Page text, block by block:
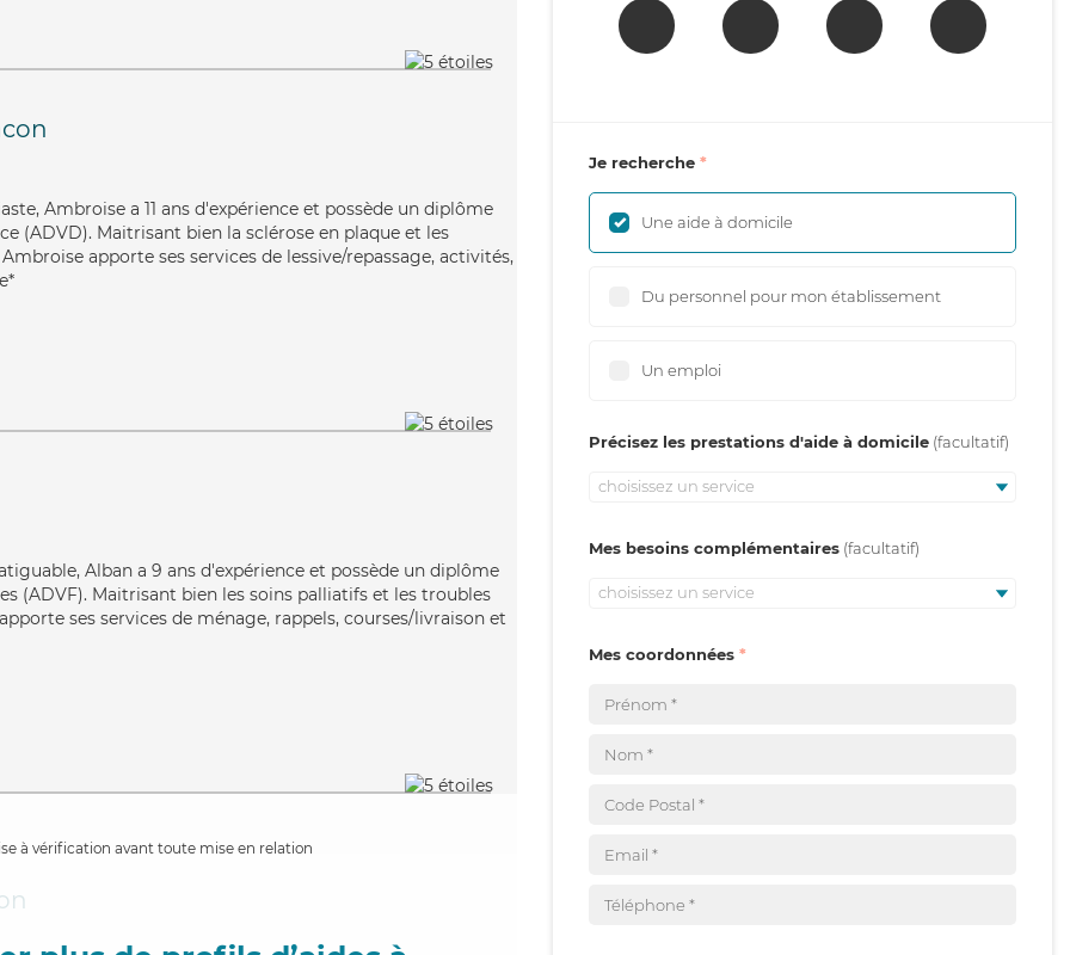
Ambroise a 11 ans d'expérience et possède un diplôme
(ADVD). Maitrisant bien la sclérose en plaque et les
apporte ses services de lessive/repassage, activités,
Alban a 9 ans d'expérience et possède un diplôme
(ADVF). Maitrisant bien les soins palliatifs et les troubles
ses services de ménage, rappels, courses/livraison et
à vérification avant toute mise en relation
Je recherche
Une aide à domicile
Du personnel pour mon établissement
Un emploi
Précisez les prestations d'aide à domicile
choisissez un service
Mes besoins complémentaires
choisissez un service
Mes coordonnées